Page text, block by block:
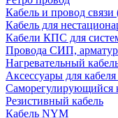
Кабель и провод
Кабель для
Кабели КПС для
Провода СИП,
Нагревательный
Аксессуары для
Саморегулирующийся
Резистивный кабель
Кабель NYM